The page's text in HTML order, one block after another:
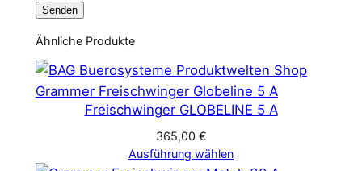
Ähnliche Produkte
Freischwinger GLOBELINE 5 A
365,00 €
Ausführung wählen